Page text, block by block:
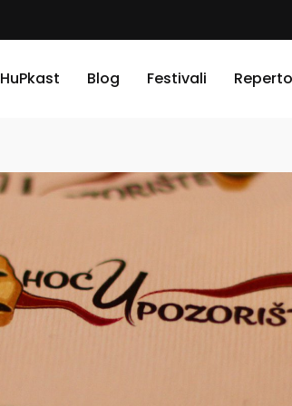
HuPkast Blog Festivali